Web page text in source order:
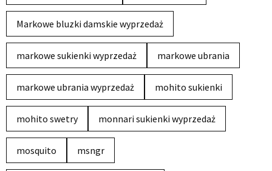
Markowe bluzki damskie wyprzedaż
markowe sukienki wyprzedaż markowe ubrania
markowe ubrania wyprzedaż mohito sukienki
mohito swetry monnari sukienki wyprzedaż
mosquito msngr